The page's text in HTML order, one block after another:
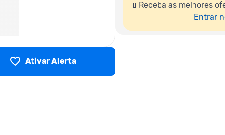
Ativar Alerta
📱Receba as melhores
Entrar